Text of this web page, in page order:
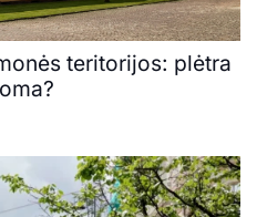
teritorijos: plėtra